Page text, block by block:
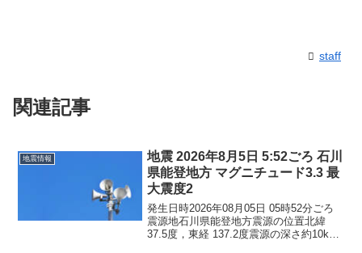
staff
関連記事
地震情報
地震 2026年8月5日 5:52ごろ 石川
県能登地方 マグニチュード3.3 最
大震度2
発生日時2026年08月05日 05時52分ごろ
震源地石川県能登地方震源の位置北緯
37.5度，東経 137.2度震源の深さ約10km